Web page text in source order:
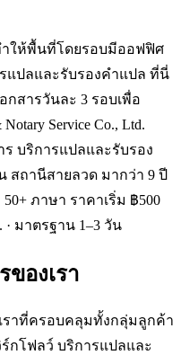
ำให้พื้นที่โดยรอบมีออฟฟิศ
ปลและรับรองคำแปล ที่นี่
กสารวันละ 3 รอบเพื่อ
Service Co., Ltd.
ร บริการแปลและรับรอง
สถานีสายลวด มากว่า 9 ปี
ภาษา ราคาเริ่ม ฿500
· มาตรฐาน 1–3 วัน
ของเรา
ราที่ครอบคลุมทั้งกลุ่มลูกค้า
กโฟลว์ บริการแปลและ